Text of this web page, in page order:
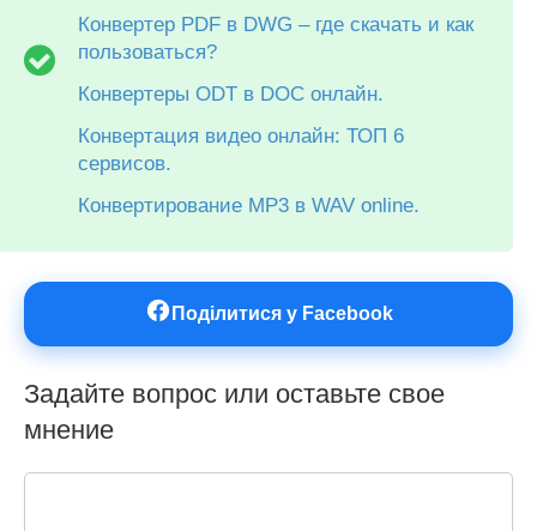
Конвертер PDF в DWG – где скачать и как
пользоваться?
Конвертеры ODT в DOC онлайн.
Конвертация видео онлайн: ТОП 6
сервисов.
Конвертирование MP3 в WAV online.
Поділитися у Facebook
Задайте вопрос или оставьте свое
мнение